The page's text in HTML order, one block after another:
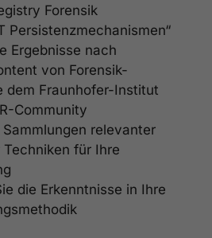
Forensik
Persistenzmechanismen“
Ergebnisse nach
von Forensik-
dem Fraunhofer-Institut
Community
Sammlungen relevanter
für Ihre
die Erkenntnisse in Ihre